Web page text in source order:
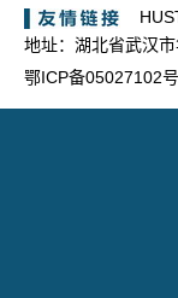
地址：湖北省武汉
鄂ICP备05027102号